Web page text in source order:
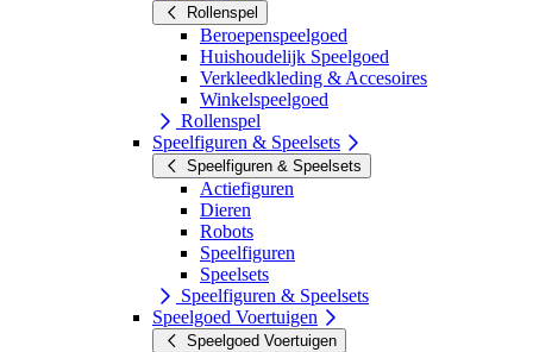
Rollenspel
Beroepenspeelgoed
Huishoudelijk Speelgoed
Verkleedkleding & Accesoires
Winkelspeelgoed
Rollenspel
Speelfiguren & Speelsets
Speelfiguren & Speelsets
Actiefiguren
Dieren
Robots
Speelfiguren
Speelsets
Speelfiguren & Speelsets
Speelgoed Voertuigen
Speelgoed Voertuigen